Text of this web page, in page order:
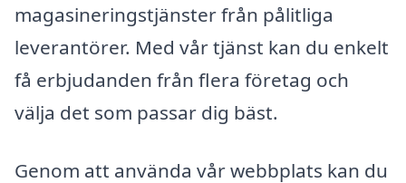
magasineringstjänster från pålitliga
leverantörer. Med vår tjänst kan du enkelt
få erbjudanden från flera företag och
välja det som passar dig bäst.
Genom att använda vår webbplats kan du